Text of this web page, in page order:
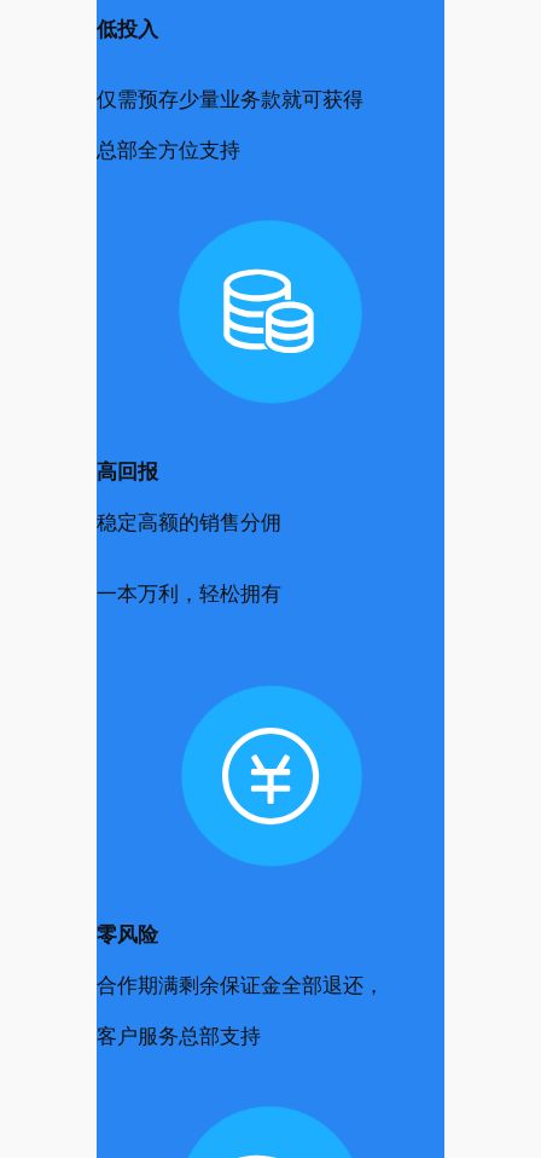
低投入
仅需预存少量业务款就可获得
总部全方位支持
高回报
稳定高额的销售分佣
一本万利，轻松拥有
零风险
合作期满剩余保证金全部退还，
客户服务总部支持